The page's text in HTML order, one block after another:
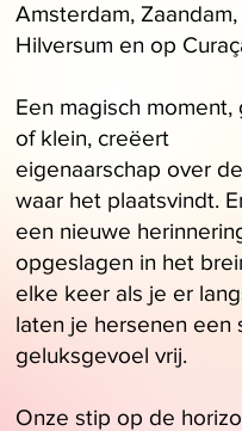
Amsterdam, Zaandam,
Hilversum en op
Een magisch moment,
of klein, creëert
eigenaarschap over
waar het plaatsvindt.
een nieuwe
opgeslagen in het
elke keer als je er
laten je hersenen een
geluksgevoel vrij.
Onze stip op de